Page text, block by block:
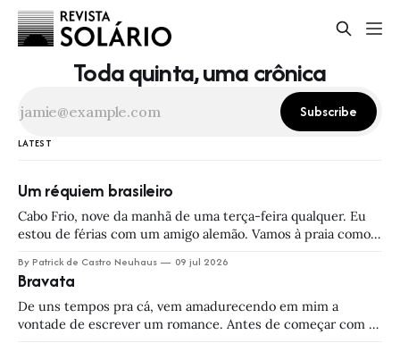
Toda quinta, uma crônica
Subscribe
LATEST
Um réquiem brasileiro
Cabo Frio, nove da manhã de uma terça-feira qualquer. Eu
estou de férias com um amigo alemão. Vamos à praia como
futebolzinho recreativo. Coisa simples, coisa boba. Eis que,
enquanto a gente joga, aparece na calçada um sujeito de
terno e
By Patrick de Castro Neuhaus 09 jul 2026
Bravata
De uns tempos pra cá, vem amadurecendo em mim a
vontade de escrever um romance. Antes de começar com as